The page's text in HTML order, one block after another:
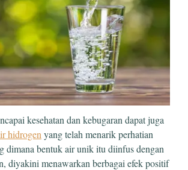
kesehatan dan kebugaran dapat juga
hidrogen yang telah menarik perhatian
dimana bentuk air unik itu diinfus dengan
diyakini menawarkan berbagai efek positif